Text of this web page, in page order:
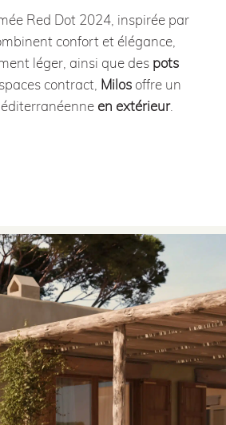
Red Dot 2024, inspirée par
confort et élégance,
léger, ainsi que des pots
contract, Milosoffre un
en extérieur.